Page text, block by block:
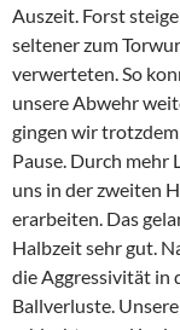
Auszeit. Forst
seltener zum
verwerteten. So
unsere Abwehr
gingen wir
Pause. Durch mehr
uns in der zweiten
erarbeiten. Das
Halbzeit sehr gut.
die Aggressivität in
Ballverluste.